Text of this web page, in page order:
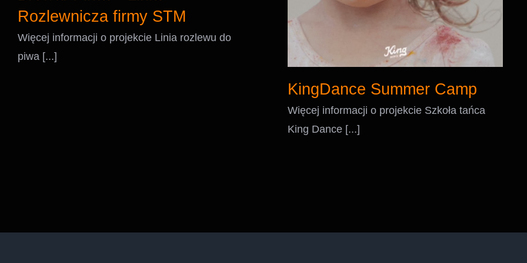
Rozlewnicza firmy STM
Więcej informacji o projekcie Linia rozlewu do
piwa [...]
KingDance Summer Camp
Więcej informacji o projekcie Szkoła tańca
King Dance [...]